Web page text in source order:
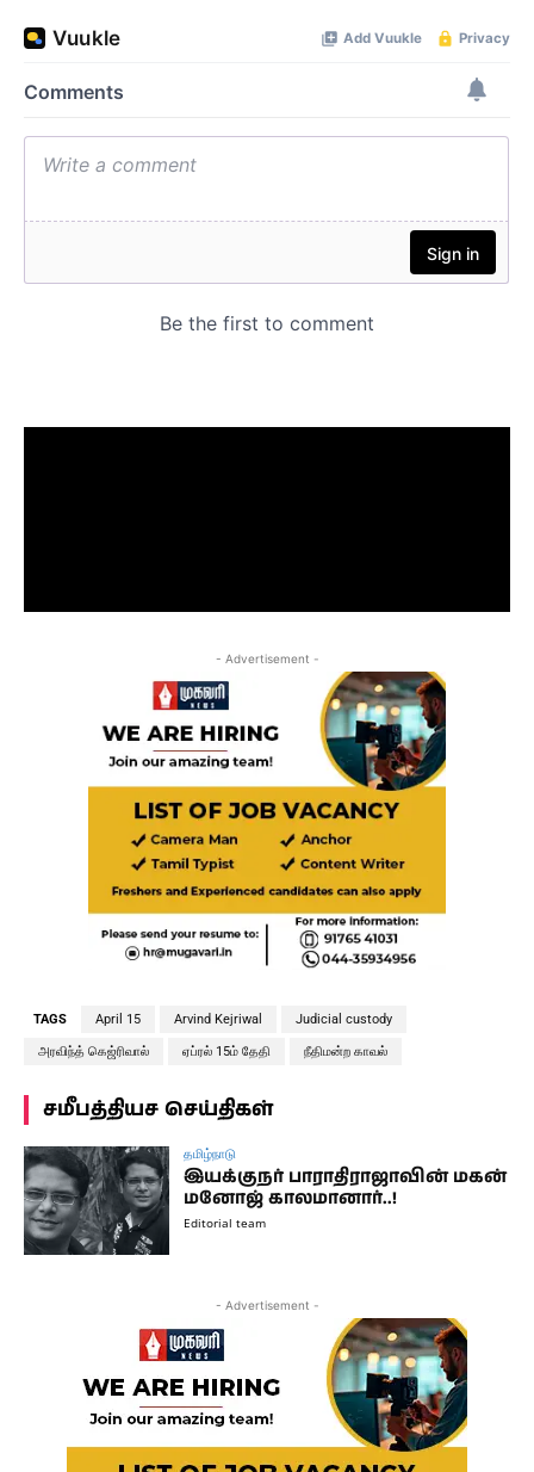
- Advertisement -
TAGS April 15 Arvind Kejriwal Judicial custody
அரவிந்த் கெஜ்ரிவால் ஏப்ரல் 15ம் தேதி நீதிமன்ற காவல்
சமீபத்தியச செய்திகள்
தமிழ்நாடு
இயக்குநர் பாராதிராஜாவின் மகன்
மனோஜ் காலமானார்..!
Editorial team
- Advertisement -